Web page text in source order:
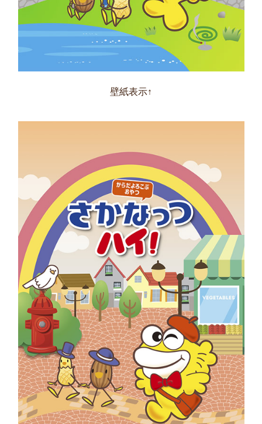
壁紙表示↑